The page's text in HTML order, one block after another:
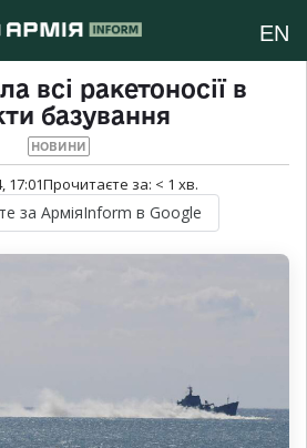
EN
всі ракетоносії в
базування
НОВИНИ
17:01Прочитаєте за: < 1 хв.
за АрміяInform в Google